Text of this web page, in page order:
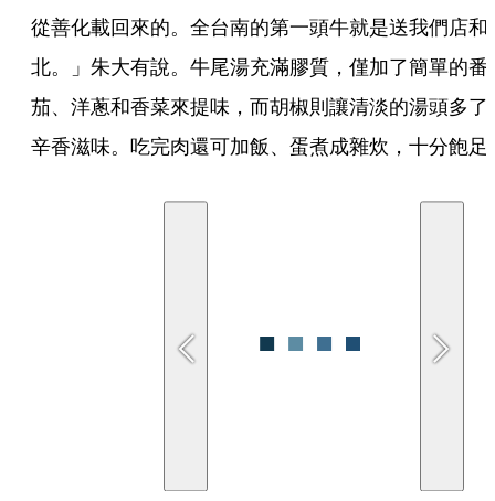
從善化載回來的。全台南的第一頭牛就是送我們店和
北。」朱大有說。牛尾湯充滿膠質，僅加了簡單的番
茄、洋蔥和香菜來提味，而胡椒則讓清淡的湯頭多了
辛香滋味。吃完肉還可加飯、蛋煮成雜炊，十分飽足